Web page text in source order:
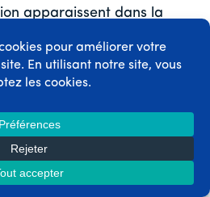
apparaissent dans la
des utilisateurs
annuaires par le
de l'utilisateur. Les
perdent l'accès à